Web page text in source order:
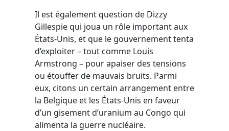
Il est également question de Dizzy
Gillespie qui joua un rôle important aux
États-Unis, et que le gouvernement tenta
d’exploiter – tout comme Louis
Armstrong – pour apaiser des tensions
ou étouffer de mauvais bruits. Parmi
eux, citons un certain arrangement entre
la Belgique et les États-Unis en faveur
d’un gisement d’uranium au Congo qui
alimenta la guerre nucléaire.